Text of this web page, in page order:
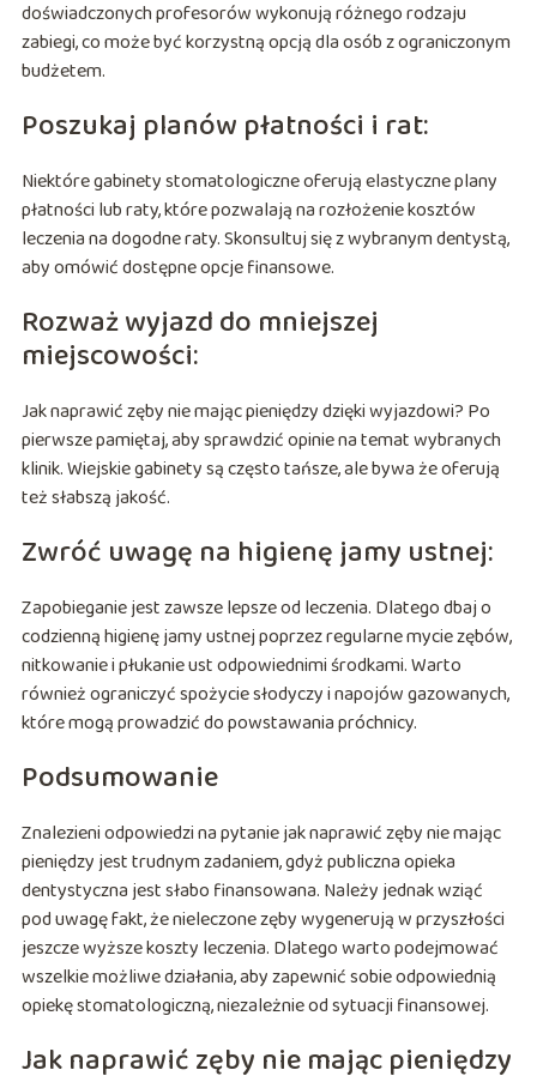
doświadczonych profesorów wykonują różnego rodzaju
zabiegi, co może być korzystną opcją dla osób z ograniczonym
budżetem.
Poszukaj planów płatności i rat:
Niektóre gabinety stomatologiczne oferują elastyczne plany
płatności lub raty, które pozwalają na rozłożenie kosztów
leczenia na dogodne raty. Skonsultuj się z wybranym dentystą,
aby omówić dostępne opcje finansowe.
Rozważ wyjazd do mniejszej
miejscowości:
Jak naprawić zęby nie mając pieniędzy dzięki wyjazdowi? Po
pierwsze pamiętaj, aby sprawdzić opinie na temat wybranych
klinik. Wiejskie gabinety są często tańsze, ale bywa że oferują
też słabszą jakość.
Zwróć uwagę na higienę jamy ustnej:
Zapobieganie jest zawsze lepsze od leczenia. Dlatego dbaj o
codzienną higienę jamy ustnej poprzez regularne mycie zębów,
nitkowanie i płukanie ust odpowiednimi środkami. Warto
również ograniczyć spożycie słodyczy i napojów gazowanych,
które mogą prowadzić do powstawania próchnicy.
Podsumowanie
Znalezieni odpowiedzi na pytanie jak naprawić zęby nie mając
pieniędzy jest trudnym zadaniem, gdyż publiczna opieka
dentystyczna jest słabo finansowana. Należy jednak wziąć
pod uwagę fakt, że nieleczone zęby wygenerują w przyszłości
jeszcze wyższe koszty leczenia. Dlatego warto podejmować
wszelkie możliwe działania, aby zapewnić sobie odpowiednią
opiekę stomatologiczną, niezależnie od sytuacji finansowej.
Jak naprawić zęby nie mając pieniędzy